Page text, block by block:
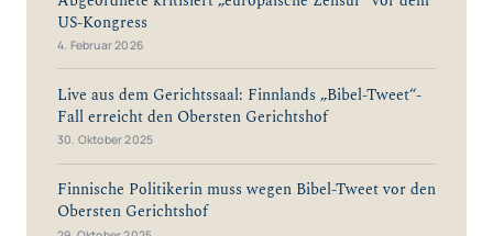
US-Kongress
4. Februar 2026
Live aus dem Gerichtssaal: Finnlands „Bibel-Tweet“-
Fall erreicht den Obersten Gerichtshof
30. Oktober 2025
Finnische Politikerin muss wegen Bibel-Tweet vor den
Obersten Gerichtshof